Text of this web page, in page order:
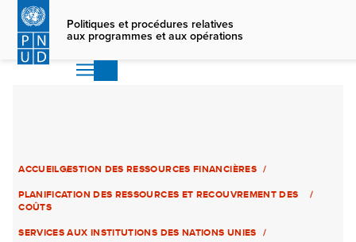
Skip
main
content
Politiques et procédures relatives
aux programmes et aux opérations
ACCUEILGESTION DES RESSOURCES FINANCIÈRES
PLANIFICATION DES RESSOURCES ET RECOUVREMENT DES
COÛTS
SERVICES AUX INSTITUTIONS DES NATIONS UNIES